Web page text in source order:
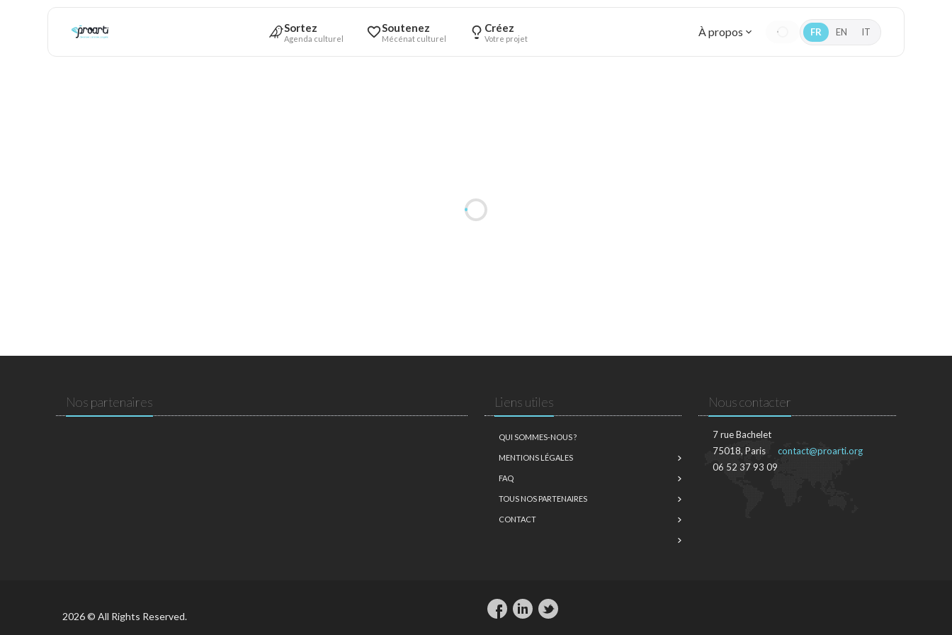
Sortez
Agenda culturel
Soutenez
Mécénat culturel
Créez
Votre projet À propos FR EN IT
Nos partenaires Liens utiles
QUI SOMMES-NOUS ?
MENTIONS LÉGALES
FAQ
TOUS NOS PARTENAIRES
CONTACT
Nous contacter
7 rue Bachelet
75018, Paris
06 52 37 93 09
contact@proarti.org
2026 © All Rights Reserved.